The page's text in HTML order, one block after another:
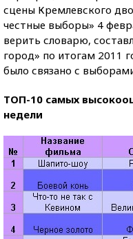
сцены Кремлевского
честные выборы» 4
верить словарю,
город» по итогам 2011
было связано с
ТОП-10 самых
недели